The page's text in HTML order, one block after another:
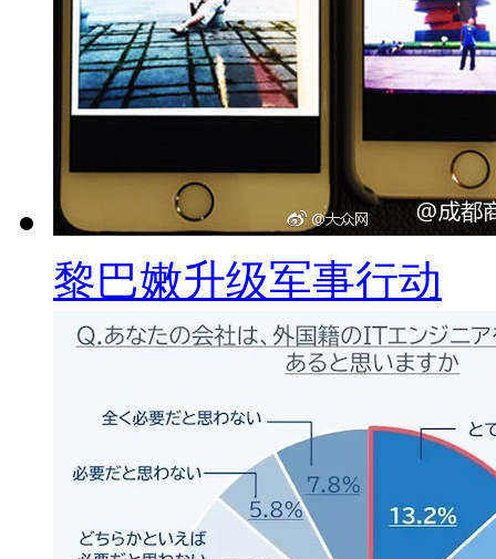
黎巴嫩升级军事行动